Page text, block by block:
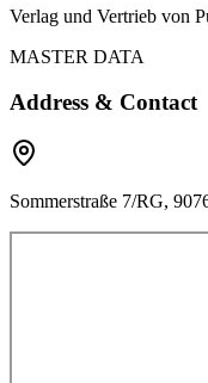
Verlag und Vertrieb von
MASTER DATA
Address & Contact
Sommerstraße 7/RG,